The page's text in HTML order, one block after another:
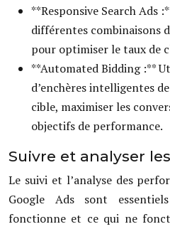
**Responsive Search Ads
différentes combinaisons
pour optimiser le taux de
**Automated Bidding :**
d’enchères intelligentes
cible, maximiser les
objectifs de performance.
Suivre et analyser
Le suivi et l’analyse des
Google Ads sont
fonctionne et ce qui ne